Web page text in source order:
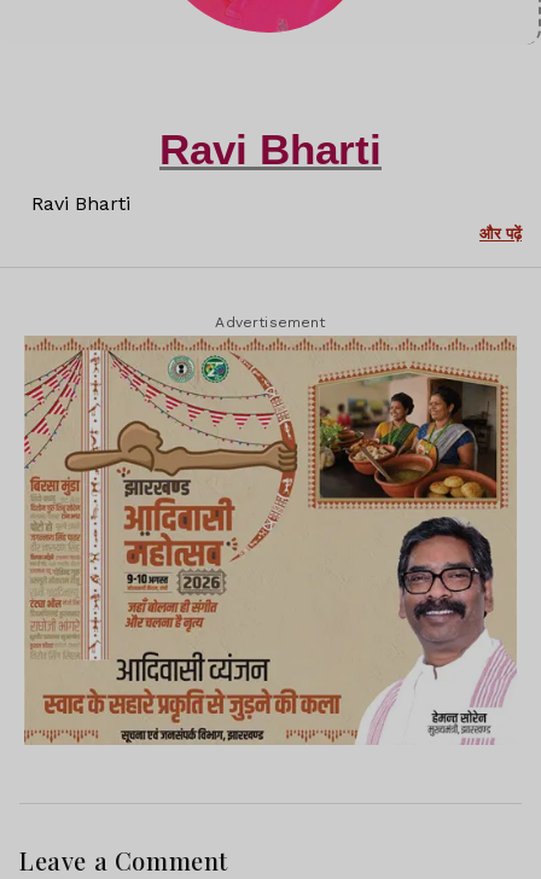
Ravi Bharti
Ravi Bharti
और पढ़ें
Advertisement
Leave a Comment